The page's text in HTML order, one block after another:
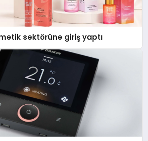
sektörüne giriş yaptı